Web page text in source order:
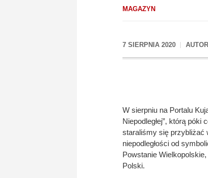
MAGAZYN
7 SIERPNIA 2020 AUTOR
W sierpniu na Portalu
Niepodległej”, którą
staraliśmy się przybliżać
niepodległości od
Powstanie
Polski.